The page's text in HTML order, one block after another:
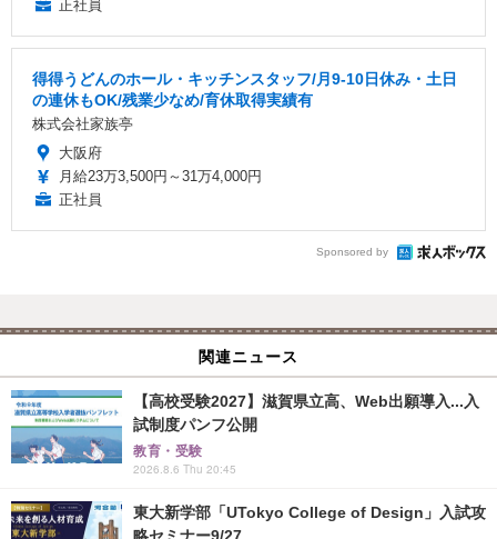
正社員
得得うどんのホール・キッチンスタッフ/月9-10日休み・土日
の連休もOK/残業少なめ/育休取得実績有
株式会社家族亭
大阪府
月給23万3,500円～31万4,000円
正社員
Sponsored by
関連ニュース
【高校受験2027】滋賀県立高、Web出願導入...入
試制度パンフ公開
教育・受験
2026.8.6 Thu 20:45
東大新学部「UTokyo College of Design」入試攻
略セミナー9/27